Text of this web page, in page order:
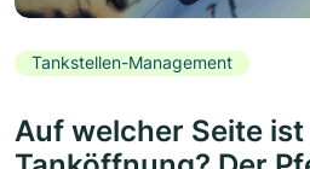
Tankstellen-Management
Auf welcher Seite